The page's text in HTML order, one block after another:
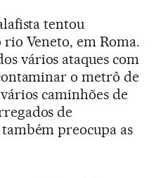
tentou
rio Veneto, em Roma.
vários ataques com
o metrô de
caminhões de
de
preocupa as